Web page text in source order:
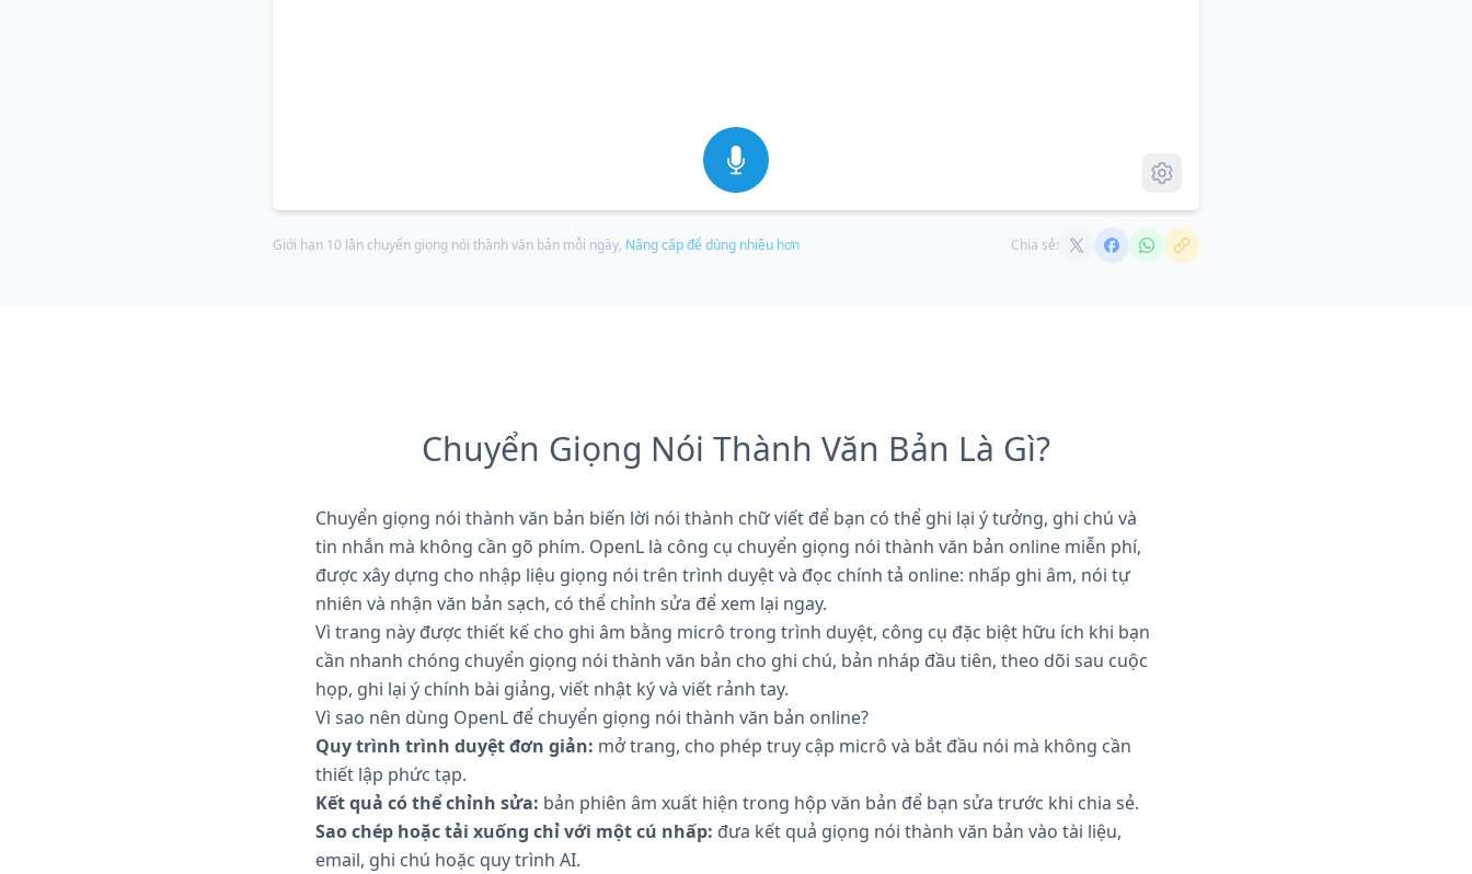
Giới hạn 10 lần chuyển giọng nói thành văn bản mỗi ngày, Nâng cấp để dùng nhiều hơn Chia sẻ:
Chuyển Giọng Nói Thành Văn Bản Là Gì?
Chuyển giọng nói thành văn bản biến lời nói thành chữ viết để bạn có thể ghi lại ý tưởng, ghi chú và
tin nhắn mà không cần gõ phím. OpenL là công cụ chuyển giọng nói thành văn bản online miễn phí,
được xây dựng cho nhập liệu giọng nói trên trình duyệt và đọc chính tả online: nhấp ghi âm, nói tự
nhiên và nhận văn bản sạch, có thể chỉnh sửa để xem lại ngay.
Vì trang này được thiết kế cho ghi âm bằng micrô trong trình duyệt, công cụ đặc biệt hữu ích khi bạn
cần nhanh chóng chuyển giọng nói thành văn bản cho ghi chú, bản nháp đầu tiên, theo dõi sau cuộc
họp, ghi lại ý chính bài giảng, viết nhật ký và viết rảnh tay.
Vì sao nên dùng OpenL để chuyển giọng nói thành văn bản online?
Quy trình trình duyệt đơn giản: mở trang, cho phép truy cập micrô và bắt đầu nói mà không cần
thiết lập phức tạp.
Kết quả có thể chỉnh sửa: bản phiên âm xuất hiện trong hộp văn bản để bạn sửa trước khi chia sẻ.
Sao chép hoặc tải xuống chỉ với một cú nhấp: đưa kết quả giọng nói thành văn bản vào tài liệu,
email, ghi chú hoặc quy trình AI.